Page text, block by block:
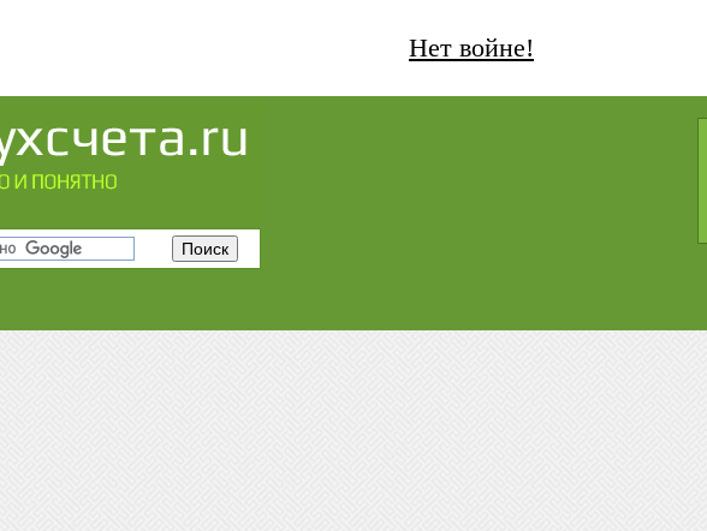
Нет войне!